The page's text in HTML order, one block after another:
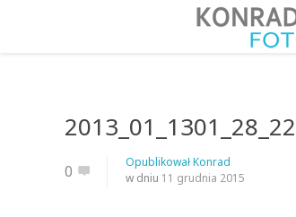
0 OpublikowałKonrad
w dniu 11 grudnia 2015